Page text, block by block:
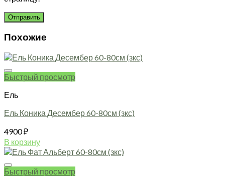
Похожие
Быстрый просмотр
Ель
Ель Коника Десембер 60-80см (зкс)
4900₽
В корзину
Быстрый просмотр